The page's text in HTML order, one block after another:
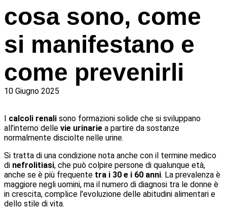
cosa sono, come
si manifestano e
come prevenirli
10 Giugno 2025
I calcoli renali sono formazioni solide che si sviluppano
all’interno delle vie urinarie a partire da sostanze
normalmente disciolte nelle urine.
Si tratta di una condizione nota anche con il termine medico
di nefrolitiasi, che può colpire persone di qualunque età,
anche se è più frequente tra i 30 e i 60 anni. La prevalenza è
maggiore negli uomini, ma il numero di diagnosi tra le donne è
in crescita, complice l’evoluzione delle abitudini alimentari e
dello stile di vita.